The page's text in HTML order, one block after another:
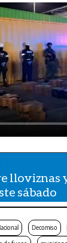
lloviznas
sábado
Decomiso